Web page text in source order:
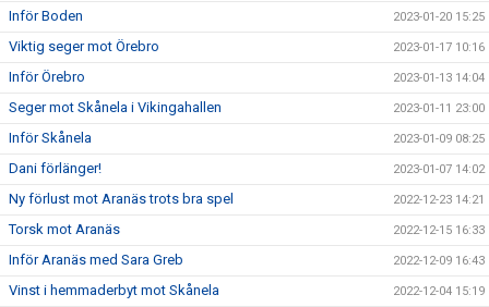
Inför Boden 2023-01-20 15:25
Viktig seger mot Örebro 2023-01-17 10:16
Inför Örebro 2023-01-13 14:04
Seger mot Skånela i Vikingahallen 2023-01-11 23:00
Inför Skånela 2023-01-09 08:25
Dani förlänger! 2023-01-07 14:02
Ny förlust mot Aranäs trots bra spel 2022-12-23 14:21
Torsk mot Aranäs 2022-12-15 16:33
Inför Aranäs med Sara Greb 2022-12-09 16:43
Vinst i hemmaderbyt mot Skånela 2022-12-04 15:19